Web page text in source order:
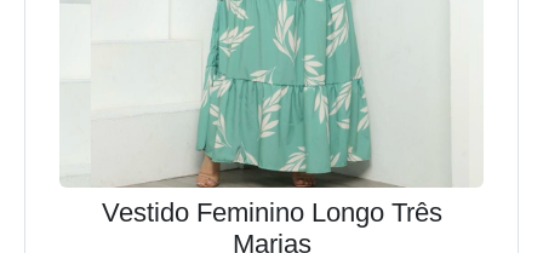
Vestido Feminino Longo Três
Marias